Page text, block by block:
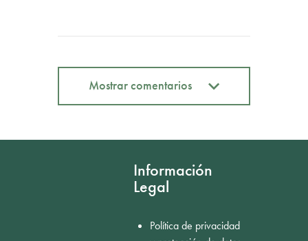
Mostrar comentarios
Información
Legal
Política de privacidad